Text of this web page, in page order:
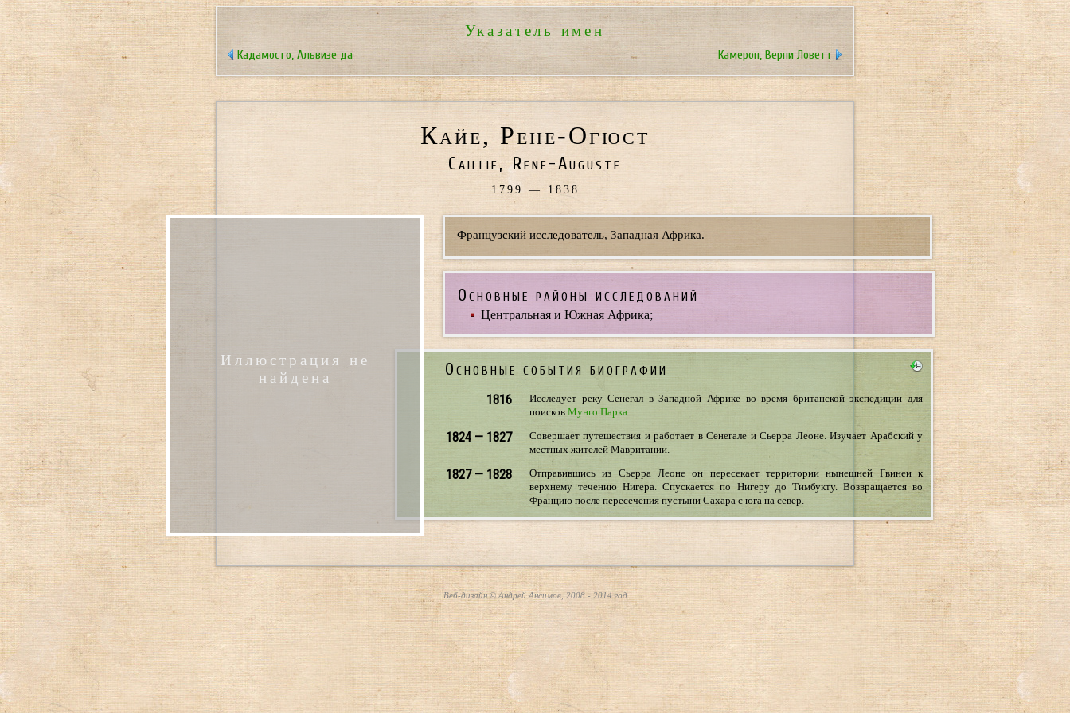
Указатель имен
Кадамосто, Альвизе да Камерон, Верни Ловетт
Кайе, Рене-Огюст
Caillie, Rene-Auguste
1799 — 1838
Иллюстрация не
найдена
Французский исследователь, Западная Африка.
Основные районы исследований
Центральная и Южная Африка;
Основные события биографии
1816
Исследует реку Сенегал в Западной Африке во время британской экспедиции для
поисков Мунго Парка
1824 — 1827
Совершает путешествия и работает в Сенегале и Сьерра Леоне. Изучает Арабский у
местных жителей Мавритании.
1827 — 1828
Отправившись из Сьерра Леоне он пересекает территории нынешней Гвинеи к
верхнему течению Нигера. Спускается по Нигеру до Тимбукту. Возвращается во
Францию после пересечения пустыни Сахара с юга на север.
Веб-дизайн © Андрей Ансимов, 2008 - 2014 год